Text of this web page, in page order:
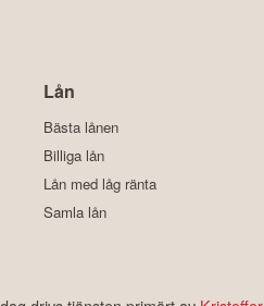
Lån
Bästa lånen
Billiga lån
Lån med låg ränta
Samla lån